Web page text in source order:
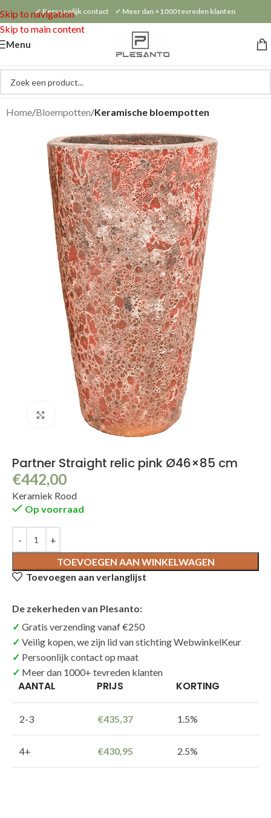
Skip to navigation
Skip to main content
✓ Persoonlijk contact ✓ Meer dan +1000 tevreden klanten
Menu
Home Bloempotten Keramische bloempotten
Klik om te vergroten
Partner Straight relic pink Ø46×85 cm
€442,00
Keramiek Rood
Op voorraad
TOEVOEGEN AAN WINKELWAGEN
Toevoegen aan verlanglijst
De zekerheden van Plesanto:
Gratis verzending vanaf €250
Veilig kopen, we zijn lid van stichting WebwinkelKeur
Persoonlijk contact op maat
Meer dan 1000+ tevreden klanten
AANTAL PRIJS KORTING
2-3 €435,37 1.5%
4+ €430,95 2.5%